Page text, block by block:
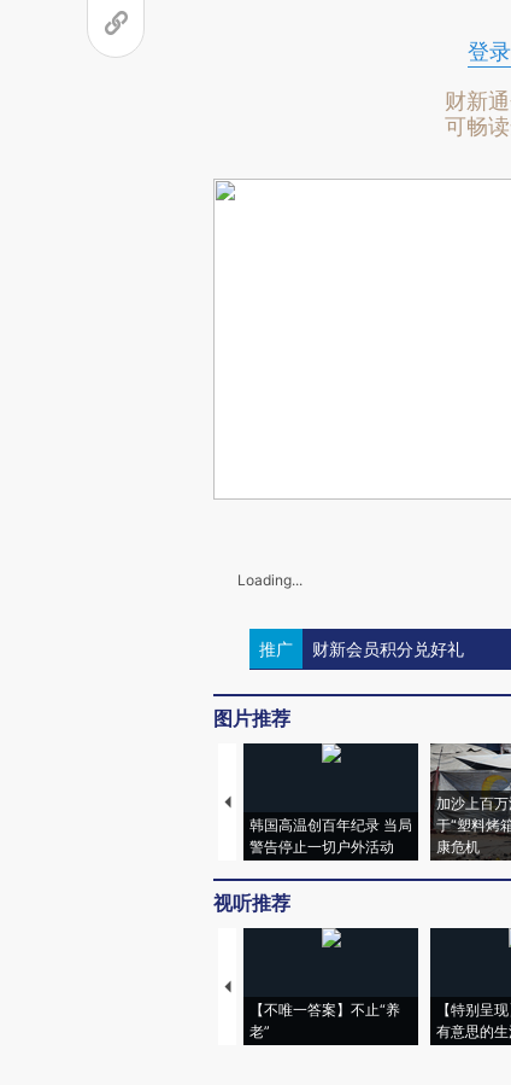
登录
财新
可畅
Loading...
推广 财新会员积分兑好礼
图片推荐
韩国高温创百年纪录 当局
警告停止一切户外活动
加沙上百
于“塑料烤
康危机
视听推荐
【不唯一答案】不止“养
老”
【特别呈
有意思的生